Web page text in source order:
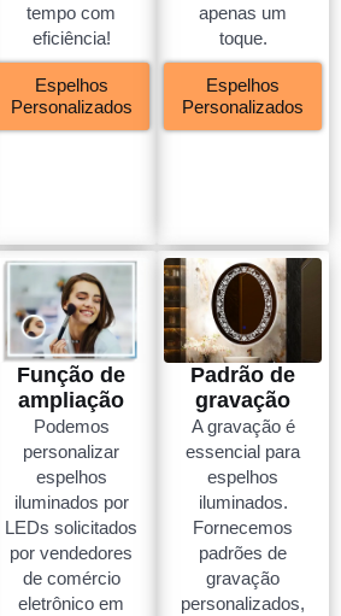
tempo com
eficiência!
Espelhos
Personalizados
apenas um
toque.
Espelhos
Personalizados
Função de
ampliação
Podemos
personalizar
espelhos
iluminados por
LEDs solicitados
por vendedores
de comércio
eletrônico em
Padrão de
gravação
A gravação é
essencial para
espelhos
iluminados.
Fornecemos
padrões de
gravação
personalizados,